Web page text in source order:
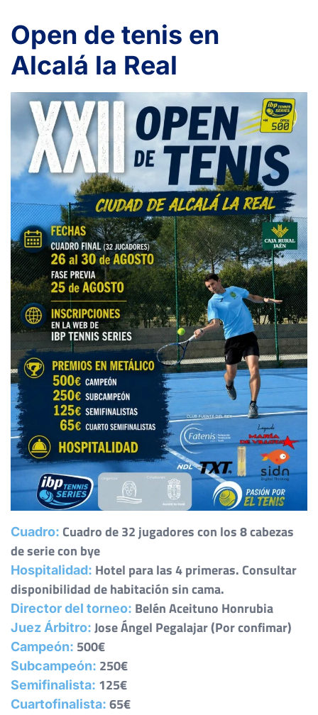
Open de tenis en
Alcalá la Real
Cuadro: Cuadro de 32 jugadores con los 8 cabezas
de serie con bye
Hospitalidad: Hotel para las 4 primeras. Consultar
disponibilidad de habitación sin cama.
Director del torneo: Belén Aceituno Honrubia
Juez Árbitro: Jose Ángel Pegalajar (Por confimar)
Campeón: 500€
Subcampeón: 250€
Semifinalista: 125€
Cuartofinalista: 65€